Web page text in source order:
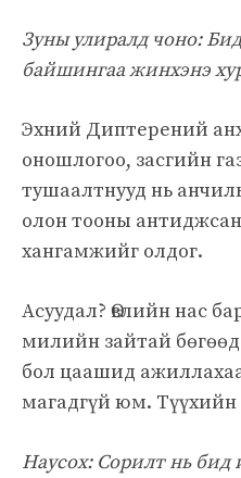
Зуны улиралд чоно:
байшингаа жинхэнэ
Эхний Диптерений
оношлогоо, засгийн
тушаалтнууд нь
олон тооны
хангамжийг олдог.
Асуудал? Өвлийн нас
милийн зайтай
бол цаашид
магадгүй юм.
Haycox: Сорилт нь бид